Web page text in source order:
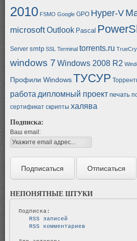
2010 FSMO Google GPO Hyper-V
microsoftOutlook Pascal
Server smtp SSL Terminal torrents.ru
windows 7 Windows 2008 R2
Профили WindowsТУСУР
работа дипломный проект печать
сертификат скрипты халява
Подписка:
Ваш email:
НЕПОНЯТНЫЕ ШТУКИ
   RSS записей
   RSS комментариев